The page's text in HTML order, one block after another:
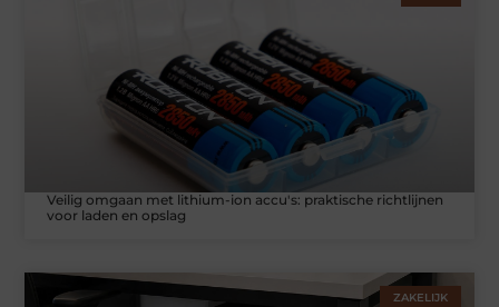
Veilig omgaan met lithium-ion accu's: praktische richtlijnen
voor laden en opslag
ZAKELIJK